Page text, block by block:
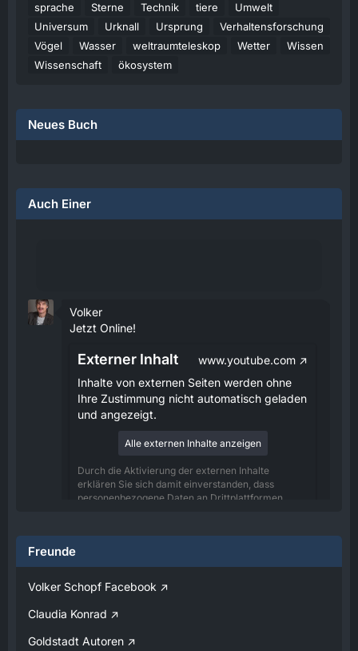
sprache
Sterne Technik tiere
Umwelt
Universum
Urknall Ursprung
Verhaltensforschung
Vögel
Wasser weltraumteleskop Wetter
Wissen
Wissenschaft
ökosystem
Neues Buch
Auch Einer
Volker
Jetzt Online!
Externer Inhalt
www.youtube.com
Inhalte von externen Seiten werden ohne
Ihre Zustimmung nicht automatisch geladen
und angezeigt.
Alle externen Inhalte anzeigen
Durch die Aktivierung der externen Inhalte
erklären Sie sich damit einverstanden, dass
personenbezogene Daten an Drittplattformen
Verfügung gestellt.
08:25
Jetzt Online!
Freunde
Volker Schopf Facebook
Claudia Konrad
Goldstadt Autoren